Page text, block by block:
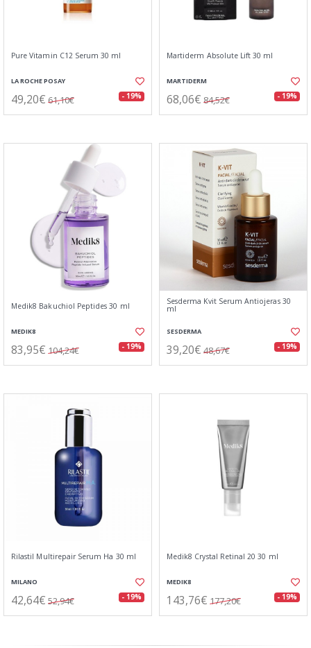
Pure Vitamin C12 Serum 30 ml
LA ROCHE POSAY
49,20€ 61,10€ - 19%
Martiderm Absolute Lift 30 ml
MARTIDERM
68,06€ 84,52€ - 19%
Medik8 Bakuchiol Peptides 30 ml
MEDIK8
83,95€ 104,24€ - 19%
Sesderma Kvit Serum Antiojeras 30
ml
SESDERMA
39,20€ 48,67€ - 19%
Rilastil Multirepair Serum Ha 30 ml
MILANO
42,64€ 52,94€ - 19%
Medik8 Crystal Retinal 20 30 ml
MEDIK8
143,76€ 177,20€ - 19%